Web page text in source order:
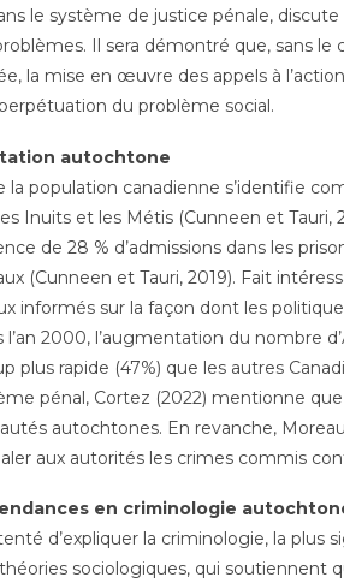
le système de justice pénale,
Il sera démontré que, sans
la mise en œuvre des appels à
du problème social.
autochtone
la population canadienne s’identifie
Inuits et les Métis (Cunneen et
de 28 % d’admissions dans les
(Cunneen et Tauri, 2019). Fait
informés sur la façon dont les
l’an 2000, l’augmentation du nombre
rapide (47%) que les autres
pénal, Cortez (2022) mentionne
autochtones. En revanche,
aux autorités les crimes commis
en criminologie
d’expliquer la criminologie, la plus
sociologiques, qui soutiennent